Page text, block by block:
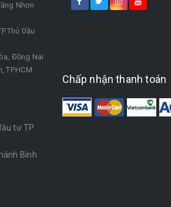
Nhơn
Dầu
Đồng Nai
TP.HCM
tư TP.
Bình
Chấp nhận thanh toán